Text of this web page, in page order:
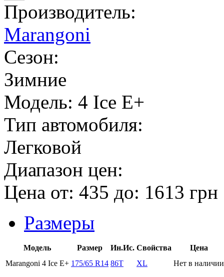
Производитель:
Marangoni
Сезон:
Зимние
Модель: 4 Ice E+
Тип автомобиля:
Легковой
Диапазон цен:
Цена от: 435 до: 1613 грн
Размеры
Модель Размер Ин.Ис. Свойства
Цена
Marangoni 4 Ice E+ 175/65 R14 86T XL Нет в наличии